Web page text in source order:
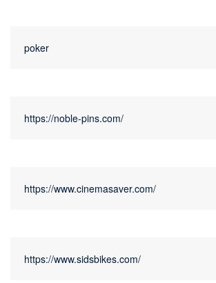
poker
https://noble-pins.com/
https://www.cinemasaver.com/
https://www.sidsbikes.com/